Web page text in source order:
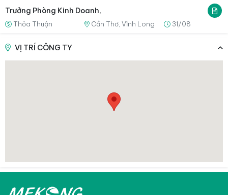
Trưởng Phòng Kinh Doanh,
Thỏa Thuận Cần Thơ, Vĩnh Long 31/08
VỊ TRÍ CÔNG TY